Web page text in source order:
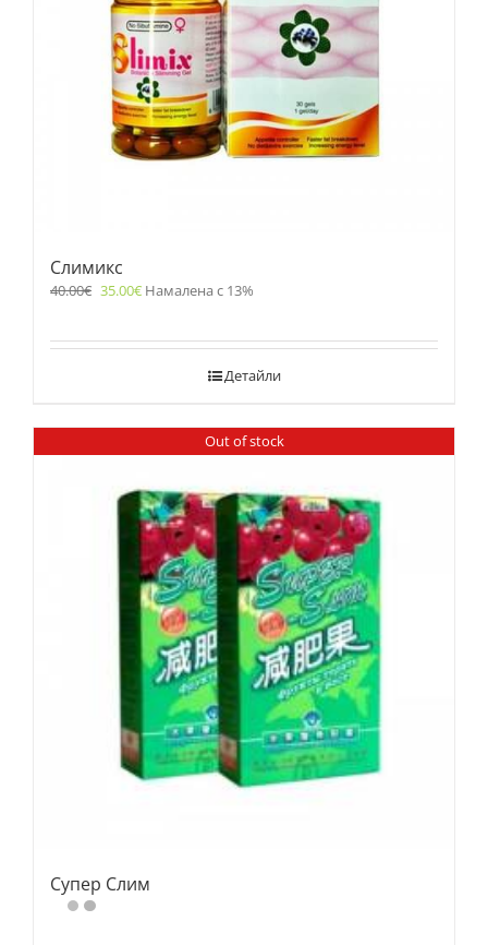
Слимикс
40.00€ 35.00€ Намалена с 13%
Детайли
Out of stock
Супер Слим